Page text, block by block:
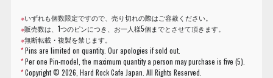
※いずれも個数限定ですので、売り切れの際はご容赦ください。
※販売数は、1つのピンにつき、お一人様5個までとさせて頂きます。
※無断転載・複製を禁じます。
*Pins are limited on quantity. Our apologies if sold out.
*Per one Pin-model, the maximum quantity a person may purchase is five (5).
*Copyright ©2026, Hard Rock Cafe Japan. All Rights Reserved.